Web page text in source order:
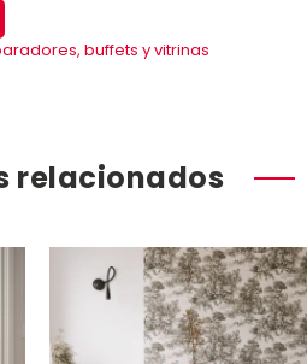
buffets y vitrinas
relacionados